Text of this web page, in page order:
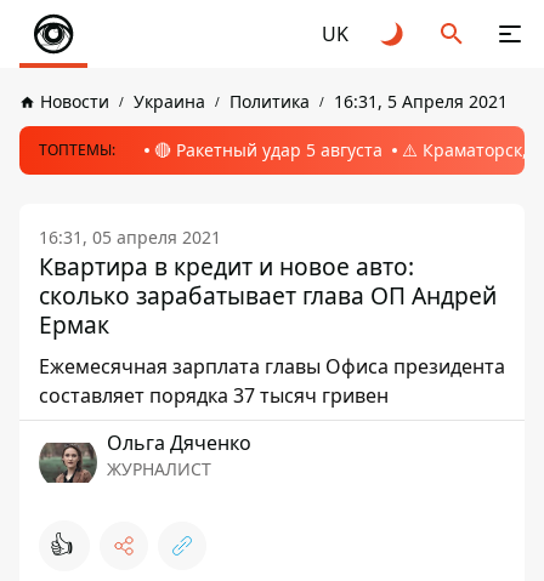
UK
Новости Украина Политика 16:31, 5 Апреля 2021
ТОПТЕМЫ: 🔴 Ракетный удар 5 августа ⚠️ Краматорск,
16:31, 05 апреля 2021
Квартира в кредит и новое авто:
сколько зарабатывает глава ОП Андрей
Ермак
Ежемесячная зарплата главы Офиса президента
составляет порядка 37 тысяч гривен
Ольга Дяченко
ЖУРНАЛИСТ
👍